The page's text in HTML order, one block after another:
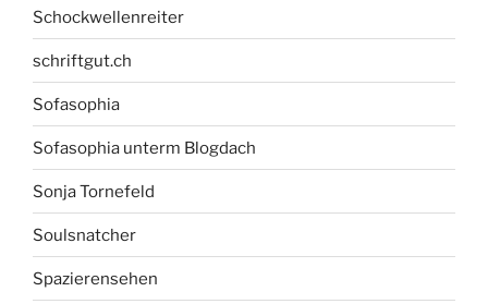
Schockwellenreiter
schriftgut.ch
Sofasophia
Sofasophia unterm Blogdach
Sonja Tornefeld
Soulsnatcher
Spazierensehen